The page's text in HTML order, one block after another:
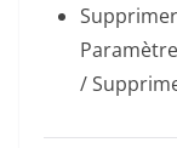
/